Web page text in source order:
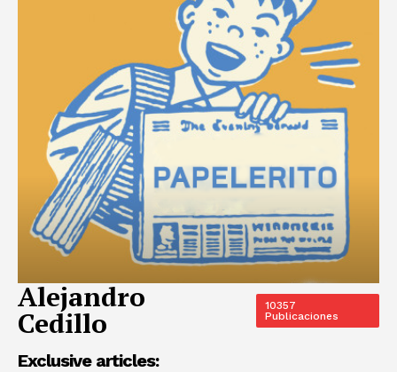
Alejandro
Cedillo
10357
Publicaciones
Exclusive articles: